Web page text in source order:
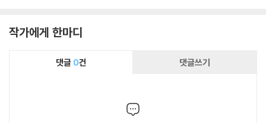
화 앞에서 앞으로 전진해야 하는 어려움에 처해
역사의 흐름을 읽고 미래에 대응하기 위한 훌륭한
참고서라고 생각한다. 애플 컴퓨터를 사랑하는 모
작가에게 한마디
댓글 0건 댓글쓰기